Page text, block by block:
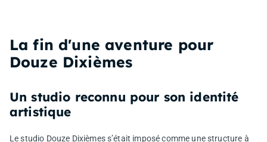
La fin d'une aventure pour
Douze Dixièmes
Un studio reconnu pour son identité
artistique
Le studio Douze Dixièmess’était imposé comme une structure à